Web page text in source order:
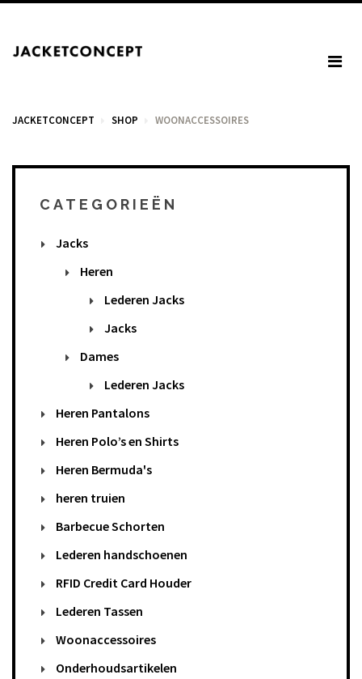
JACKETCONCEPT SHOP WOONACCESSOIRES
WINKELWAGEN
U heeft geen items in het winkelmandje.
Totaal: € 0,00
CATEGORIEËN
Jacks
Heren
Lederen Jacks
Jacks
Dames
Lederen Jacks
Heren Pantalons
Heren Polo’s en Shirts
Heren Bermuda's
heren truien
Barbecue Schorten
Lederen handschoenen
RFID Credit Card Houder
Lederen Tassen
Woonaccessoires
Onderhoudsartikelen